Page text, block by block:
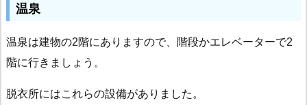
温泉
温泉は建物の2階にありますので、階段かエレベーターで2
階に行きましょう。
脱衣所にはこれらの設備がありました。